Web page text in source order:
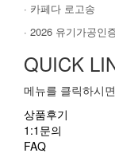
· 카페다 로고송
· 2026 유기가공인
QUICK
메뉴를 클릭하시
상품후기
1:1문의
FAQ